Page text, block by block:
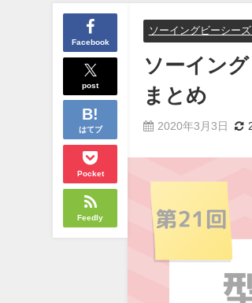
Facebook
post
はてブ
Pocket
Feedly
ソーイングビーシーズ
ソーイン
まとめ
2020年3月3日